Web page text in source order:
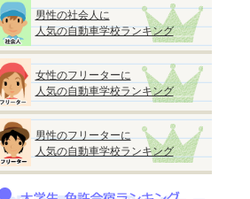
男性の社会人に
人気の自動車学校ランキング
女性のフリーターに
人気の自動車学校ランキング
男性のフリーターに
人気の自動車学校ランキング